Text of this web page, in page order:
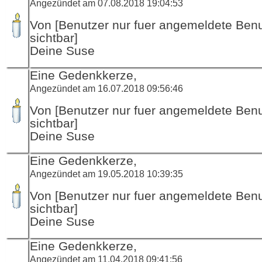
Angezündet am 07.08.2018 19:04:53
Von [Benutzer nur fuer angemeldete
sichtbar]
Deine Suse
Eine Gedenkkerze,
Angezündet am 16.07.2018 09:56:46
Von [Benutzer nur fuer angemeldete
sichtbar]
Deine Suse
Eine Gedenkkerze,
Angezündet am 19.05.2018 10:39:35
Von [Benutzer nur fuer angemeldete
sichtbar]
Deine Suse
Eine Gedenkkerze,
Angezündet am 11.04.2018 09:41:56